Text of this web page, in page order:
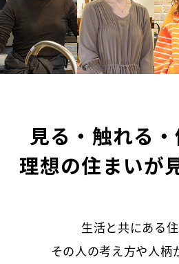
大阪
WEBアンケート
住まいのコラム
見る・触れる・
理想の住まいが
生活と共にある住
その人の考え方や人柄